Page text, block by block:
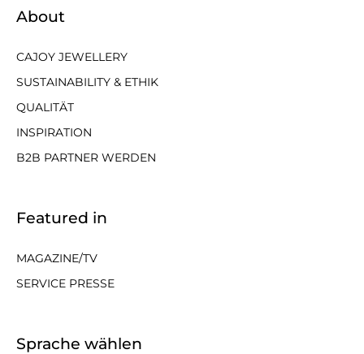
About
CAJOY JEWELLERY
SUSTAINABILITY & ETHIK
QUALITÄT
INSPIRATION
B2B PARTNER WERDEN
Featured in
MAGAZINE/TV
SERVICE PRESSE
Sprache wählen